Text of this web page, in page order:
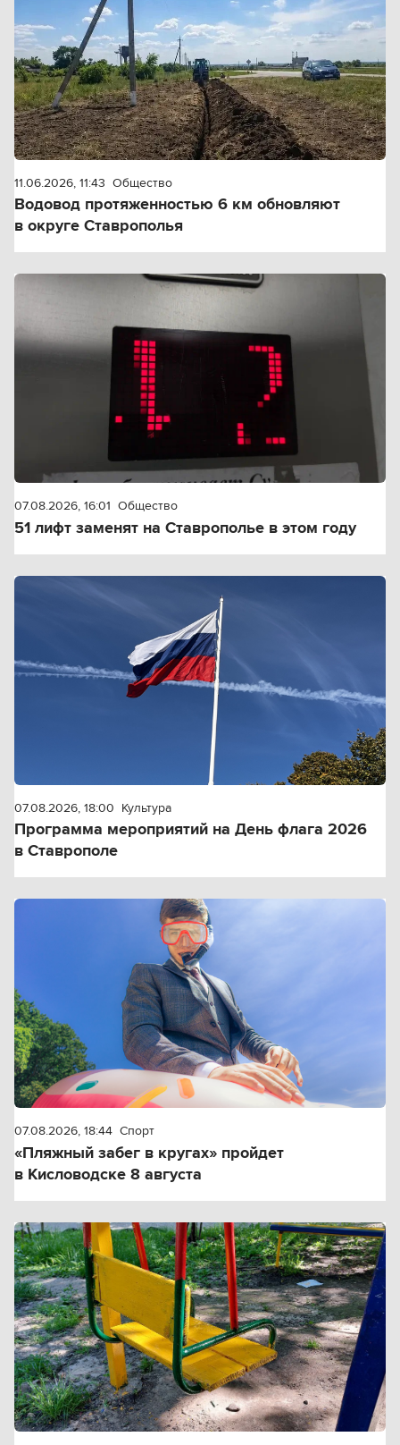
11.06.2026, 11:43 Общество
Водовод протяженностью 6 км обновляют
в округе Ставрополья
07.08.2026, 16:01 Общество
51 лифт заменят на Ставрополье в этом году
07.08.2026, 18:00 Культура
Программа мероприятий на День флага 2026
в Ставрополе
07.08.2026, 18:44 Спорт
«Пляжный забег в кругах» пройдет
в Кисловодске 8 августа